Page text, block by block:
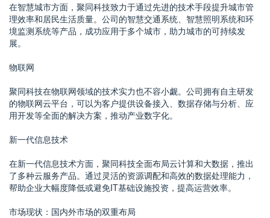
在智慧城市方面，聚同科技致力于通过先进的技术手段提升城市管
理效率和居民生活质量。公司的智慧交通系统、智慧照明系统和环
境监测系统等产品，成功应用于多个城市，助力城市的可持续发
展。
物联网
聚同科技在物联网领域的技术实力也不容小觑。公司拥有自主研发
的物联网云平台，可以为客户提供设备接入、数据存储与分析、应
用开发等全面的解决方案，推动产业数字化。
新一代信息技术
在新一代信息技术方面，聚同科技全面布局云计算和大数据，推出
了多种云服务产品。通过灵活的资源调配和高效的数据处理能力，
帮助企业大幅度降低或避免IT基础设施投资，提高运营效率。
市场现状：国内外市场的双重布局